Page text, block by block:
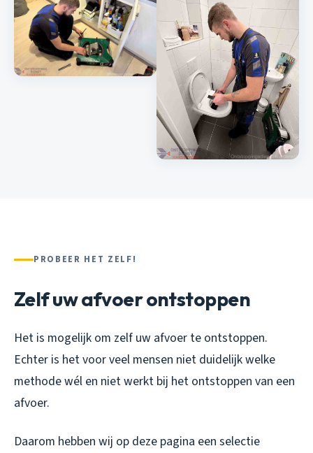
PROBEER HET ZELF!
Zelf uw afvoer ontstoppen
Het is mogelijk om zelf uw afvoer te ontstoppen.
Echter is het voor veel mensen niet duidelijk welke
methode wél en niet werkt bij het ontstoppen van een
afvoer.
Daarom hebben wij op deze pagina een selectie